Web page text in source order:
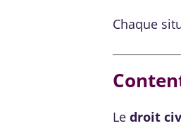
Chaque
Le droit